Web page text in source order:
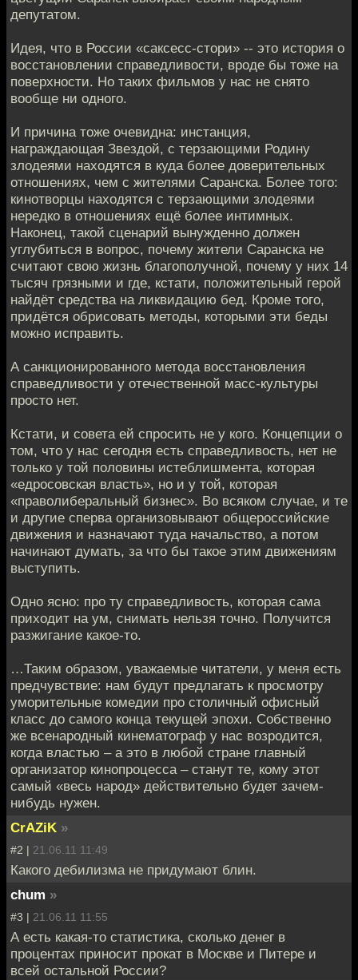
депутатом.
Идея, что в России «саксесс-стори» -- это история о
восстановлении справедливости, вроде бы тоже на
поверхности. Но таких фильмов у нас не снято
вообще ни одного.
И причина тоже очевидна: инстанция,
награждающая Звездой, с терзающими Родину
злодеями находятся в куда более доверительных
отношениях, чем с жителями Саранска. Более того:
кинотворцы находятся с терзающими злодеями
нередко в отношениях ещё более интимных.
Наконец, такой сценарий вынужденно должен
углубиться в вопрос, почему жители Саранска не
считают свою жизнь благополучной, почему у них 14
тысяч грязными и где, кстати, положительный герой
найдёт средства на ликвидацию бед. Кроме того,
придётся обрисовать методы, которыми эти беды
можно исправить.
А санкционированного метода восстановления
справедливости у отечественной масс-культуры
просто нет.
Кстати, и совета ей спросить не у кого. Концепции о
том, что у нас сегодня есть справедливость, нет не
только у той половины истеблишмента, которая
«едросовская власть», но и у той, которая
«праволиберальный бизнес». Во всяком случае, и те
и другие сперва организовывают общероссийские
движения и назначают туда начальство, а потом
начинают думать, за что бы такое этим движениям
выступить.
Одно ясно: про ту справедливость, которая сама
приходит на ум, снимать нельзя точно. Получится
разжигание какое-то.
…Таким образом, уважаемые читатели, у меня есть
предчувствие: нам будут предлагать к просмотру
уморительные комедии про столичный офисный
класс до самого конца текущей эпохи. Собственно
же всенародный кинематограф у нас возродится,
когда властью – а это в любой стране главный
организатор кинопроцесса – станут те, кому этот
самый «весь народ» действительно будет зачем-
нибудь нужен.
CrAZiK »
#2 | 21.06.11 11:49
Какого дебилизма не придумают блин.
chum »
#3 | 21.06.11 11:55
А есть какая-то статистика, сколько денег в
процентах приносит прокат в Москве и Питере и
всей остальной России?